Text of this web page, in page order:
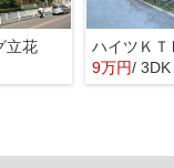
立花
ハイツＫ
9万円/ 3DK